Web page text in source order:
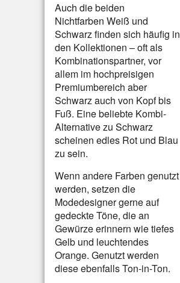
Auch die beiden
Nichtfarben Weiß und
Schwarz finden sich häufig in
den Kollektionen – oft als
Kombinationspartner, vor
allem im hochpreisigen
Premiumbereich aber
Schwarz auch von Kopf bis
Fuß. Eine beliebte Kombi-
Alternative zu Schwarz
scheinen edles Rot und Blau
zu sein.
Wenn andere Farben genutzt
werden, setzen die
Modedesigner gerne auf
gedeckte Töne, die an
Gewürze erinnern wie tiefes
Gelb und leuchtendes
Orange. Genutzt werden
diese ebenfalls Ton-in-Ton.